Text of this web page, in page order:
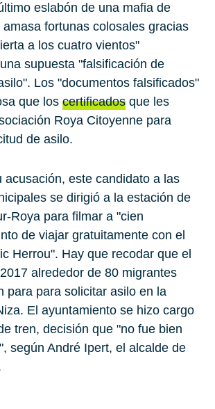
eslabón de una mafia de
fortunas colosales gracias
a los cuatro vientos"
supuesta "falsificación de
Los "documentos falsificados"
que los certificados que les
Roya Citoyenne para
de asilo.
acusación, este candidato a las
se dirigió a la estación de
Roya para filmar a "cien
de viajar gratuitamente con el
Herrou". Hay que recodar que el
alrededor de 80 migrantes
para para solicitar asilo en la
El ayuntamiento se hizo cargo
tren, decisión que "no fue bien
según André Ipert, el alcalde de